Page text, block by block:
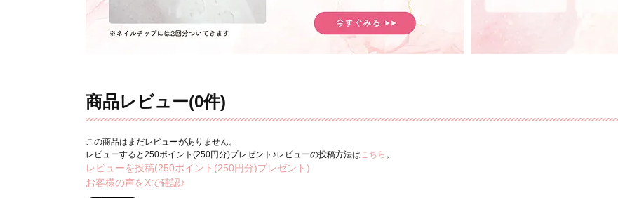
商品レビュー(0件)
この商品はまだレビューがありません。
レビューすると250ポイント(250円分)プレゼント♪レビューの投稿方法は こちら 。
レビューを投稿(250ポイント(250円分)プレゼント)
お客様の声をXで確認♪